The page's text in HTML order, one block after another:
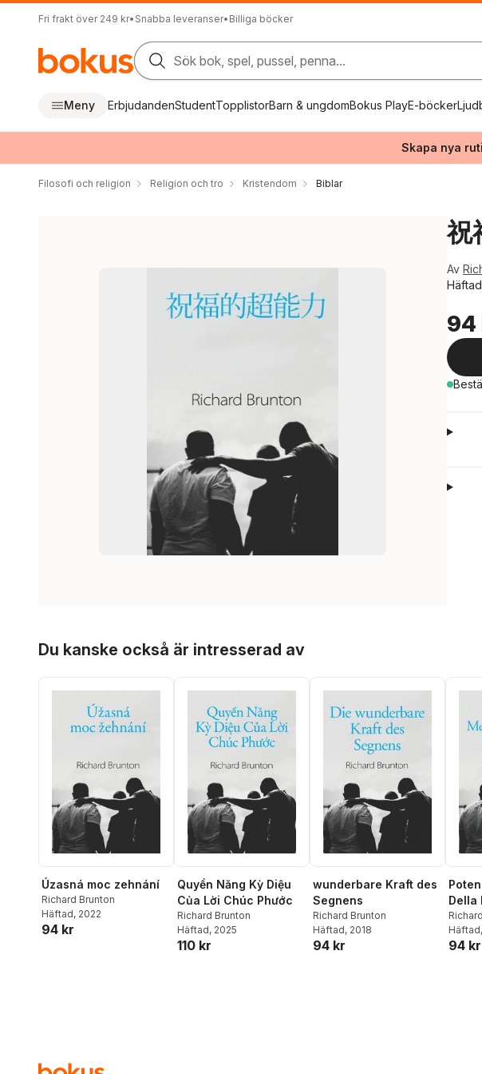
Fri frakt över 249 kr• Snabba leveranser• Billiga böcker
Sök bok, spel, pussel, penna...
Meny ErbjudandenStudentTopplistorBarn & ungdomBokus PlayE-böcker
Skapa nya
Filosofi och religion Religion och tro Kristendom Biblar
祝
Av
94
Du kanske också är intresserad av
Úzasná moc zehnání
Richard Brunton
Häftad, 2022
94 kr
Quyền Năng Kỳ Diệu
Của Lời Chúc Phước
Richard Brunton
Häftad, 2025
110 kr
wunderbare Kraft des
Segnens
Richard Brunton
Häftad, 2018
94 kr
Della
Häftad
94 kr